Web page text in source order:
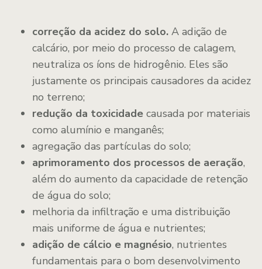
correção da acidez do solo. A adição de
calcário, por meio do processo de calagem,
neutraliza os íons de hidrogênio. Eles são
justamente os principais causadores da acidez
no terreno;
redução da toxicidade causada por materiais
como alumínio e manganês;
agregação das partículas do solo;
aprimoramento dos processos de aeração,
além do aumento da capacidade de retenção
de água do solo;
melhoria da infiltração e uma distribuição
mais uniforme de água e nutrientes;
adição de cálcio e magnésio, nutrientes
fundamentais para o bom desenvolvimento